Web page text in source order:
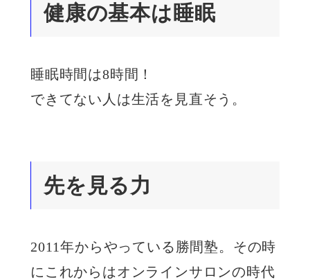
健康の基本は睡眠
睡眠時間は8時間！
できてない人は生活を見直そう。
先を見る力
2011年からやっている勝間塾。その時
にこれからはオンラインサロンの時代